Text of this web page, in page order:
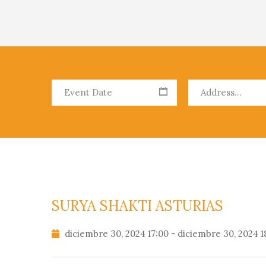
SURYA SHAKTI ASTURIAS
diciembre 30, 2024 17:00 - diciembre 30, 2024